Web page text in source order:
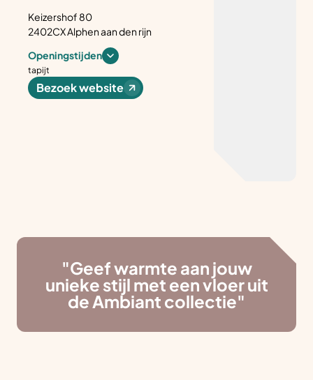
Keizershof 80
2402CX Alphen aan den rijn
Openingstijden
tapijt
Bezoek website
"Geef warmte aan jouw
unieke stijl met een vloer uit
de Ambiant collectie"